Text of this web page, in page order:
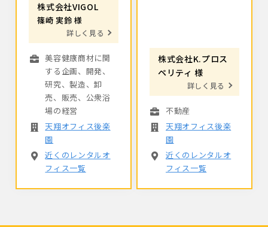
株式会社VIGOL
篠崎 実鈴 様
詳しく見る
美容健康商材に関
する企画、開発、
研究、製造、卸
売、販売、公衆浴
場の経営
天翔オフィス後楽
園
近くのレンタルオ
フィス一覧
株式会社K.プロス
ペリティ 様
詳しく見る
不動産
天翔オフィス後楽
園
近くのレンタルオ
フィス一覧